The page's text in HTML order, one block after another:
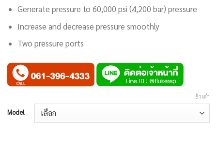
Generate pressure to 60,000 psi (4,200 bar) pressure
Increase and decrease pressure smoothly
Two pressure ports
Model
ล้างค่า